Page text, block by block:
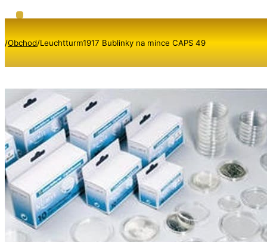
/Obchod/Leuchtturm1917 Bublinky na mince CAPS 49